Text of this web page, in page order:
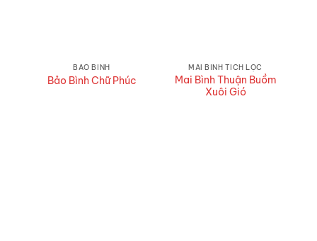
BẢO BÌNH
Bảo Bình Chữ Phúc
MAI BÌNH TÍCH LỘC
Mai Bình Thuận Buồm
Xuôi Gió